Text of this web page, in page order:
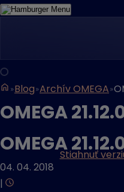
Menu
Blog Archív OMEGA
OMEGA
OMEGA
04. 04. 2018
|
Stiahnuť